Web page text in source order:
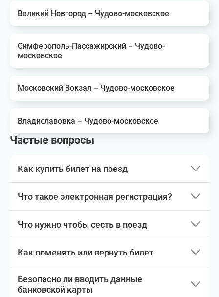
Великий Новгород – Чудово-московское
Симферополь-Пассажирский – Чудово-
московское
Московский Вокзал – Чудово-московское
Владиславовка – Чудово-московское
Частые вопросы
Как купить билет на поезд
Что такое электронная регистрация?
Что нужно чтобы сесть в поезд
Как поменять или вернуть билет
Безопасно ли вводить данные
банковской карты